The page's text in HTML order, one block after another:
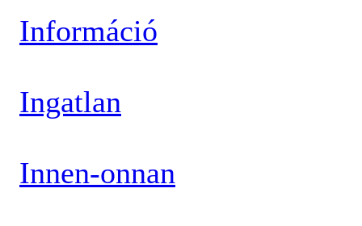
Információ
Ingatlan
Innen-onnan